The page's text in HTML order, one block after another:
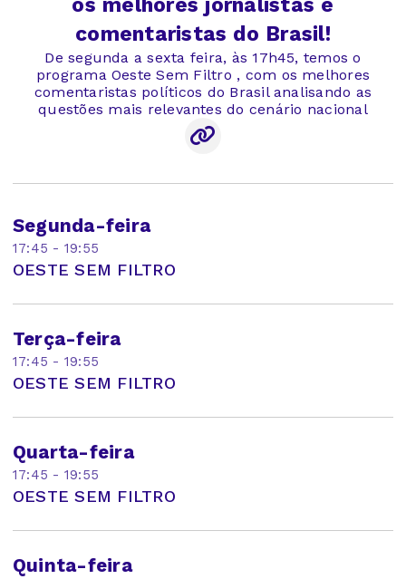
os melhores jornalistas e
comentaristas do Brasil!
De segunda a sexta feira, às 17h45, temos o
programa Oeste Sem Filtro , com os melhores
comentaristas políticos do Brasil analisando as
questões mais relevantes do cenário nacional
Segunda-feira
17:45 - 19:55
OESTE SEM FILTRO
Terça-feira
17:45 - 19:55
OESTE SEM FILTRO
Quarta-feira
17:45 - 19:55
OESTE SEM FILTRO
Quinta-feira